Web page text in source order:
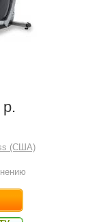
(США)